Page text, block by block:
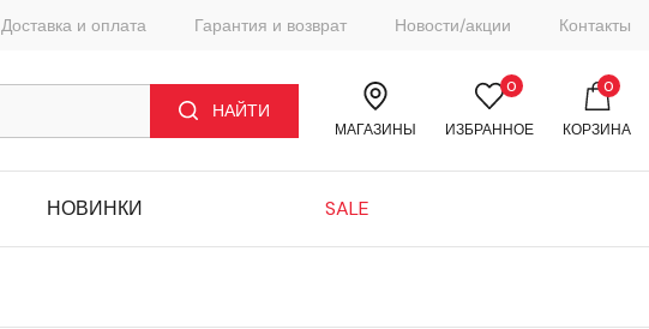
Доставка и оплата Гарантия и возврат Новости/акции Контакты
НАЙТИ
МАГАЗИНЫ ИЗБРАННОЕ
0
КОРЗИНА
0
НОВИНКИ SALE